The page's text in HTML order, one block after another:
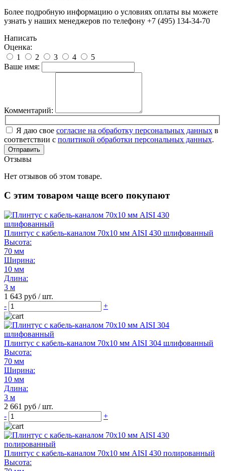
Более подробную информацию о условиях оплаты вы можете
узнать у наших менеджеров по телефону +7 (495) 134-34-70
Написать
Оценка:
1
2 3 4
5
Ваше имя:
Комментарий:
Я даю свое согласие на обработку персональных данных в
соответствии с политикой обработки персональных данных.
Отправить
Отзывы
Нет отзывов об этом товаре.
С этим товаром чаще всего покупают
Плинтус с кабель-каналом 70х10 мм AISI 430 шлифованный
Высота:
70 мм
Ширина:
10 мм
Длина:
3 м
1 643 руб / шт.
-
+
Плинтус с кабель-каналом 70х10 мм AISI 304 шлифованный
Высота:
70 мм
Ширина:
10 мм
Длина:
3 м
2 661 руб / шт.
-
+
Плинтус с кабель-каналом 70х10 мм AISI 430 полированный
Высота: